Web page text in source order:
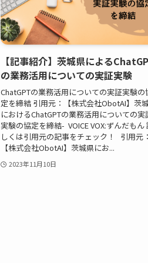
【記事紹介】茨城県による
の業務活用についての実証実験
ChatGPTの業務活用についての実証実験の
定を締結 引用元：【株式会社ObotAI】茨
におけるChatGPTの業務活用についての実
実験の協定を締結- VOICE VOX:ずんだもん
しくは引用元の記事をチェック！ 引用元
【株式会社ObotAI】茨城県にお...
2023年11月10日